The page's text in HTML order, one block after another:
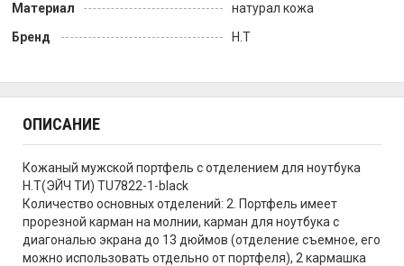
Материал
натурал кожа
Бренд
H.T
ОПИСАНИЕ
Кожаный мужской портфель с отделением для ноутбука
H.T(ЭЙЧ ТИ) TU7822-1-black
Количество основных отделений: 2. Портфель имеет
прорезной карман на молнии, карман для ноутбука с
диагональю экрана до 13 дюймов (отделение съемное, его
можно использовать отдельно от портфеля), 2 кармашка